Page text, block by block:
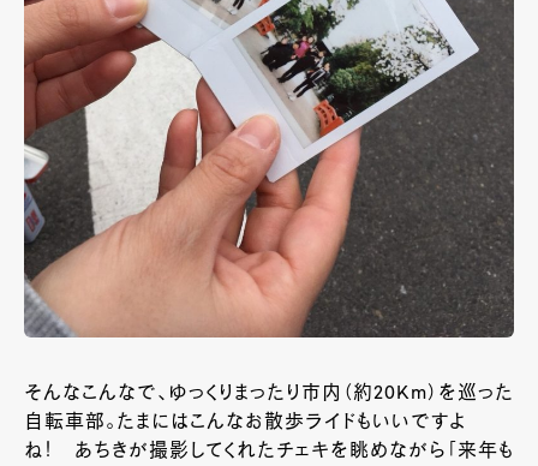
そんなこんなで、ゆっくりまったり市内（約20Km）を巡った
自転車部。たまにはこんなお散歩ライドもいいですよ
ね！ あちきが撮影してくれたチェキを眺めながら「来年も